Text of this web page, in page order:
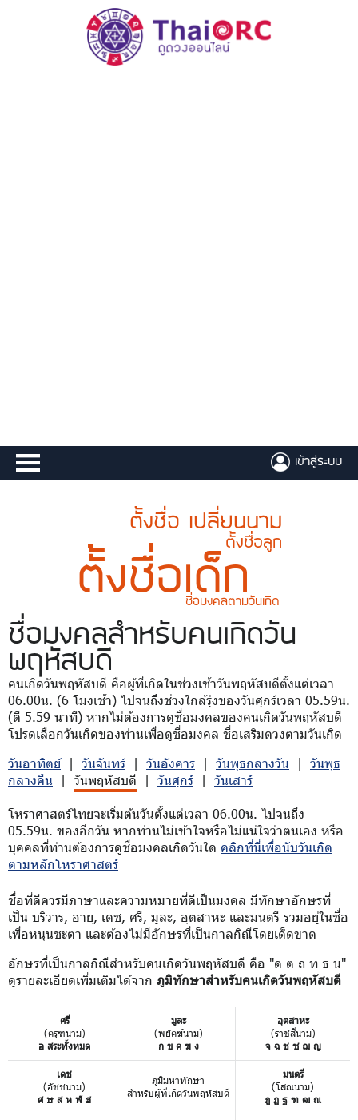
เข้าสู่ระบบ
ตั้งชื่อ เปลี่ยนนาม
ตั้งชื่อลูก
ตั้งชื่อเด็ก
ชื่อมงคลตามวันเกิด
ชื่อมงคลสำหรับคนเกิดวัน
พฤหัสบดี
คนเกิดวันพฤหัสบดี คือผู้ที่เกิดในช่วงเช้าวันพฤหัสบดีตั้งแต่เวลา
06.00น. (6 โมงเช้า) ไปจนถึงช่วงใกล้รุ่งของวันศุกร์เวลา 05.59น.
(ตี 5.59 นาที) หากไม่ต้องการดูชื่อมงคลของคนเกิดวันพฤหัสบดี
โปรดเลือกวันเกิดของท่านเพื่อดูชื่อมงคล ชื่อเสริมดวงตามวันเกิด
วันอาทิตย์| วันจันทร์ | วันอังคาร | วันพุธกลางวัน | วันพุธ
กลางคืน | วันพฤหัสบดี | วันศุกร์ | วันเสาร์
โหราศาสตร์ไทยจะเริ่มต้นวันตั้งแต่เวลา 06.00น. ไปจนถึง
05.59น. ของอีกวัน หากท่านไม่เข้าใจหรือไม่แน่ใจว่าตนเอง หรือ
บุคคลที่ท่านต้องการดูชื่อมงคลเกิดวันใด คลิกที่นี่เพื่อนับวันเกิด
ตามหลักโหราศาสตร์
ชื่อที่ดีควรมีภาษาและความหมายที่ดีเป็นมงคล มีทักษาอักษรที่
เป็น บริวาร, อายุ, เดช, ศรี, มูละ, อุตสาหะ และมนตรี รวมอยู่ในชื่อ
เพื่อหนุนชะตา และต้องไม่มีอักษรที่เป็นกาลกิณีโดยเด็ดขาด
อักษรที่เป็นกาลกิณีสำหรับคนเกิดวันพฤหัสบดี คือ "ด ต ถ ท ธ น"
ดูรายละเอียดเพิ่มเติมได้จาก ภูมิทักษาสำหรับคนเกิดวันพฤหัสบดี
ศรี
(ครุฑนาม)
อ สระทั้งหมด
มูละ
(พยัคฆ์นาม)
ก ข ค ฆ ง
อุตสาหะ
(ราชสีนาม)
จ ฉ ช ซ ฌ ญ
เดช
(อัชชนาม)
ศ ษ ส ห ฬ ฮ
ภูมิมหาทักษา
สำหรับผู้ที่เกิดวันพฤหัสบดี
มนตรี
(โสณนาม)
ฎ ฏ ฐ ฑ ฒ ณ